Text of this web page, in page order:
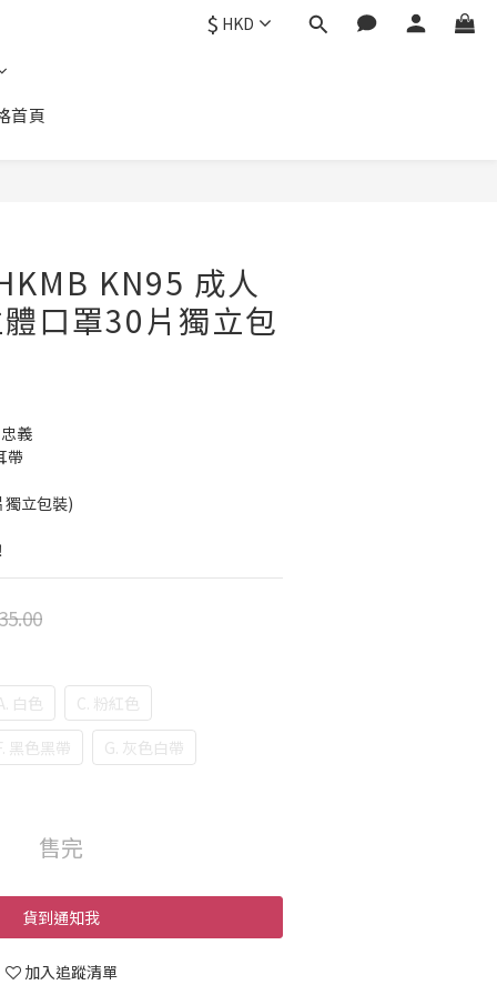
$ HKD
首頁
KN95 成人
口罩30片獨立包
義
帶
獨立包裝)
白色
C. 粉紅色
黑色黑帶
G. 灰色白帶
售完
貨到通知我
加入追蹤清單